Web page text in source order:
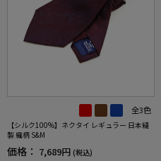
全3色
【シルク100%】ネクタイ レギュラー 日本縫
製 織柄 S&M
価格： 7,689円 (税込)